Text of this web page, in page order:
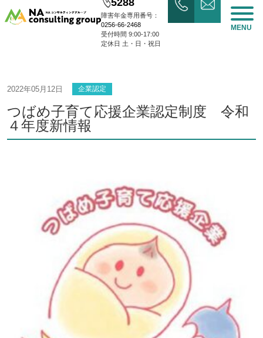
障害年金専用番号：
0256-66-2468
受付時間 9:00-17:00
定休日 土・日・祝日
MENU
2022年05月12日 企業認定
つばめ子育て応援企業認定制度 令和
４年度新情報